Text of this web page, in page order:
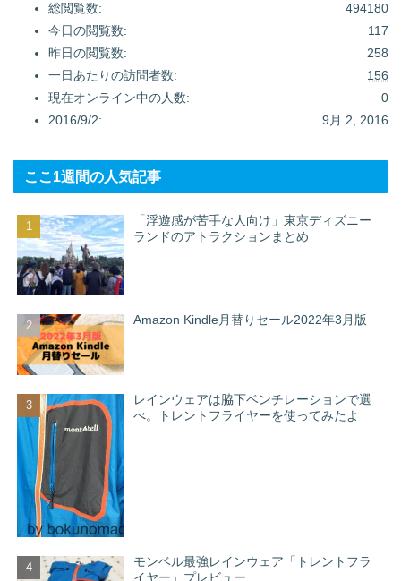
494180
総閲覧数:
117
今日の閲覧数:
258
昨日の閲覧数:
156
一日あたりの訪問者数:
0
現在オンライン中の人数:
9月 2, 2016
2016/9/2:
ここ1週間の人気記事
「浮遊感が苦手な人向け」東京ディズニー
ランドのアトラクションまとめ
Amazon Kindle月替りセール2022年3月版
レインウェアは脇下ベンチレーションで選
べ。トレントフライヤーを使ってみたよ
モンベル最強レインウェア「トレントフラ
イヤー」プレビュー